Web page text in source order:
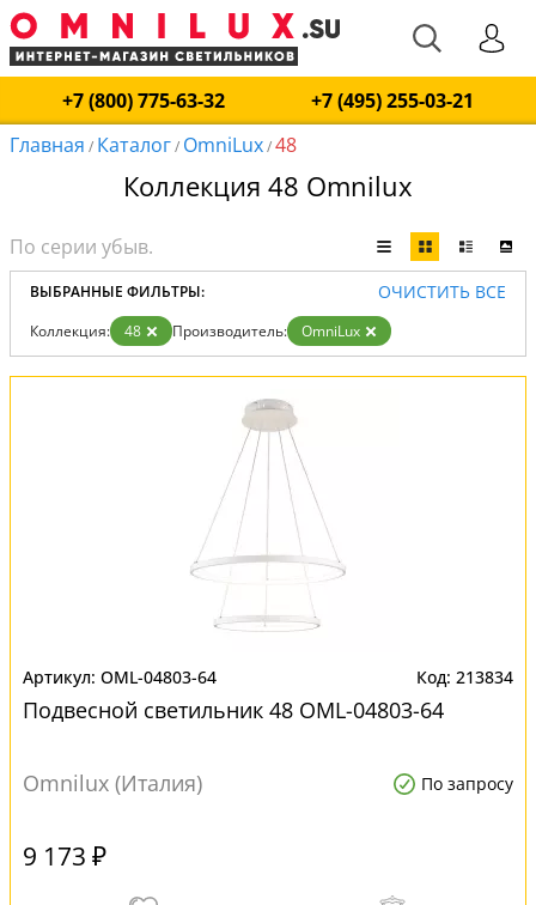
+7 (800) 775-63-32
+7 (495) 255-03-21
Главная / Каталог/ OmniLux/48
Коллекция 48 Omnilux
ВЫБРАННЫЕ ФИЛЬТРЫ: ОЧИСТИТЬ ВСЕ
Коллекция: 48 Производитель: OmniLux
OML-04803-64 213834
Подвесной светильник 48 OML-04803-64
Omnilux (Италия) По запросу
9 173 ₽